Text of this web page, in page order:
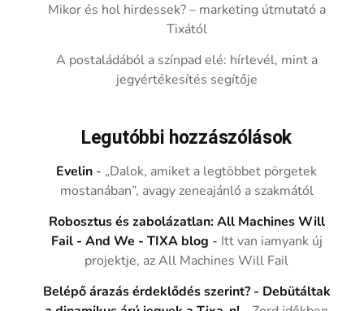
Mikor és hol hirdessek? – marketing útmutató a
Tixától
A postaládából a színpad elé: hírlevél, mint a
jegyértékesítés segítője
Legutóbbi hozzászólások
Evelin - „Dalok, amiket a legtöbbet pörgetek
mostanában”, avagy zeneajánló a szakmától
Robosztus és zabolázatlan: All Machines Will
Fail - And We - TIXA blog - Itt van iamyank új
projektje, az All Machines Will Fail
Belépő árazás érdeklődés szerint? - Debütáltak